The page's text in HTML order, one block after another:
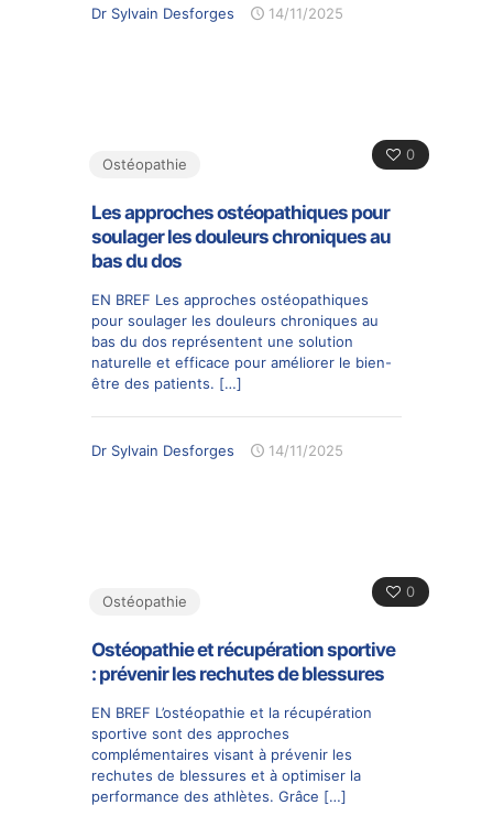
Dr Sylvain Desforges 14/11/2025
0
Ostéopathie
Les approches ostéopathiques pour
soulager les douleurs chroniques au
bas du dos
EN BREF Les approches ostéopathiques
pour soulager les douleurs chroniques au
bas du dos représentent une solution
naturelle et efficace pour améliorer le bien-
être des patients. […]
Dr Sylvain Desforges 14/11/2025
0
Ostéopathie
Ostéopathie et récupération sportive
: prévenir les rechutes de blessures
EN BREF L’ostéopathie et la récupération
sportive sont des approches
complémentaires visant à prévenir les
rechutes de blessures et à optimiser la
performance des athlètes. Grâce […]